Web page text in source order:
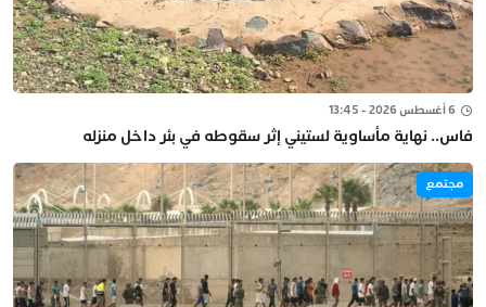
6 أغسطس 2026 - 13:45
فاس.. نهاية مأساوية لستيني إثر سقوطه في بئر داخل منزله
مجتمع